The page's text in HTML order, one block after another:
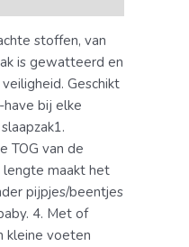
stoffen, van
is gewatteerd en
Geschikt
bij elke
TOG van de
lengte maakt het
pijpjes/beentjes
4. Met of
kleine voeten